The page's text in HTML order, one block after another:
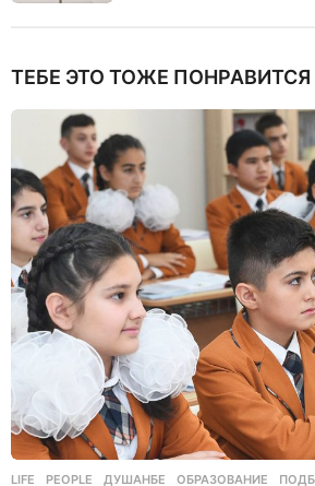
ТЕБЕ ЭТО ТОЖЕ ПОНРАВИТСЯ
LIFE ,PEOPLE ДУШАНБЕ ,ОБРАЗОВАНИЕ ,